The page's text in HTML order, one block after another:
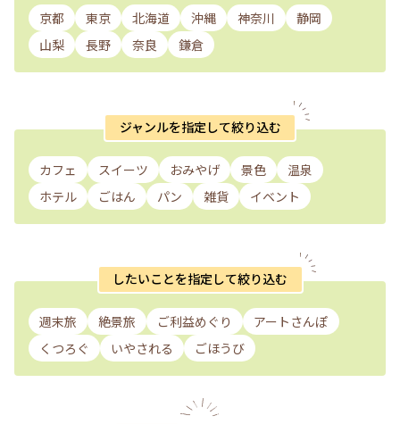
京都 東京 北海道 沖縄 神奈川
静岡
山梨
長野 奈良 鎌倉
ジャンルを指定して絞り込む
カフェ スイーツ おみやげ 景色
温泉
ホテル
ごはん パン 雑貨 イベント
したいことを指定して絞り込む
週末旅 絶景旅 ご利益めぐり
アートさんぽ
くつろぐ
いやされる ごほうび